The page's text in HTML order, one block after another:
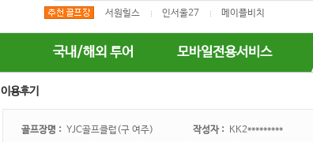
서원힐스 인서울27 메이플비치
국내/해외 투어 모바일전용서비스
이용후기
골프장명 : YJC골프클럽(구 여주) 작성자 : KK2*********